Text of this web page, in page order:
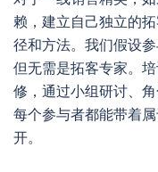
赖，建立自己独立的
径和方法。我们假设
但无需是拓客专家。
修，通过小组研讨、
每个参与者都能带着
开。